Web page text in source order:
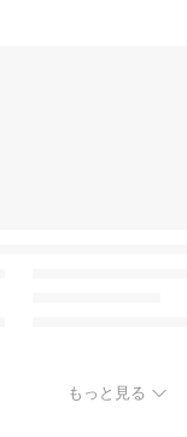
もっと見る